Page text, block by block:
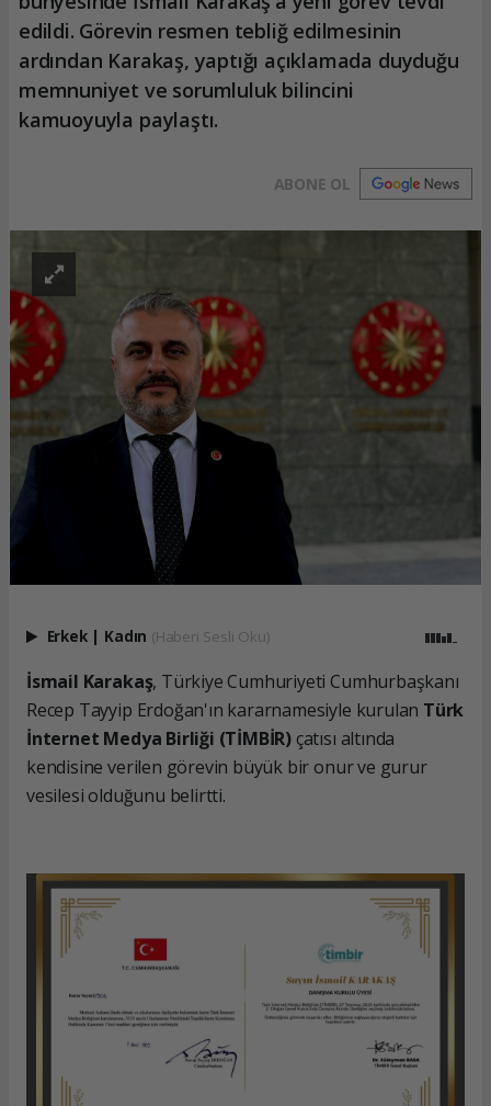
edildi. Görevin resmen tebliğ edilmesinin
ardından Karakaş, yaptığı açıklamada duyduğu
memnuniyet ve sorumluluk bilincini
kamuoyuyla paylaştı.
ABONE OL
Erkek | Kadın (Haberi Sesli Oku)
İsmail Karakaş, Türkiye Cumhuriyeti Cumhurbaşkanı
Recep Tayyip Erdoğan'ın kararnamesiyle kurulan Türk
İnternet Medya Birliği (TİMBİR) çatısı altında
kendisine verilen görevin büyük bir onur ve gurur
vesilesi olduğunu belirtti.